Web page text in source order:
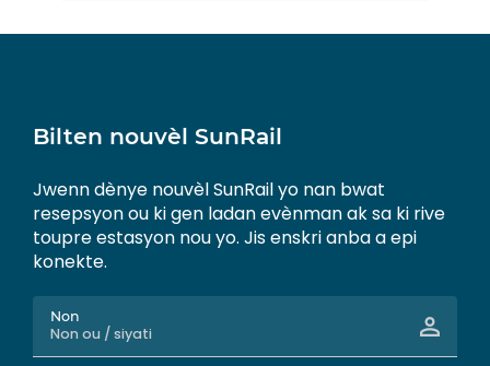
Bilten nouvèl SunRail
Jwenn dènye nouvèl SunRail yo nan bwat
resepsyon ou ki gen ladan evènman ak sa ki rive
toupre estasyon nou yo. Jis enskri anba a epi
konekte.
Non